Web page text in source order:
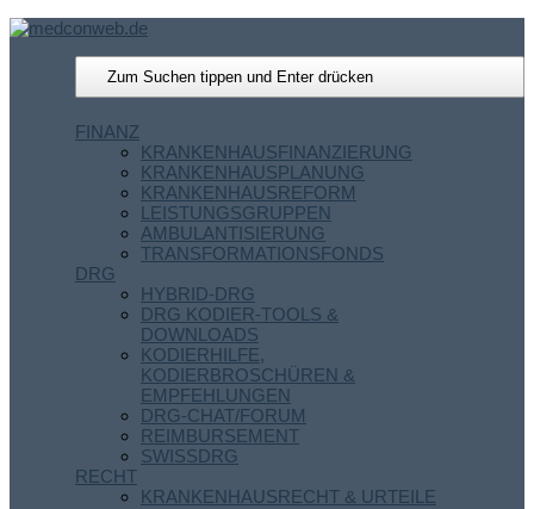
FINANZ
KRANKENHAUSFINANZIERUNG
KRANKENHAUSPLANUNG
KRANKENHAUSREFORM
LEISTUNGSGRUPPEN
AMBULANTISIERUNG
TRANSFORMATIONSFONDS
DRG
HYBRID-DRG
DRG KODIER-TOOLS &
DOWNLOADS
KODIERHILFE,
KODIERBROSCHÜREN &
EMPFEHLUNGEN
DRG-CHAT/FORUM
REIMBURSEMENT
SWISSDRG
RECHT
KRANKENHAUSRECHT & URTEILE